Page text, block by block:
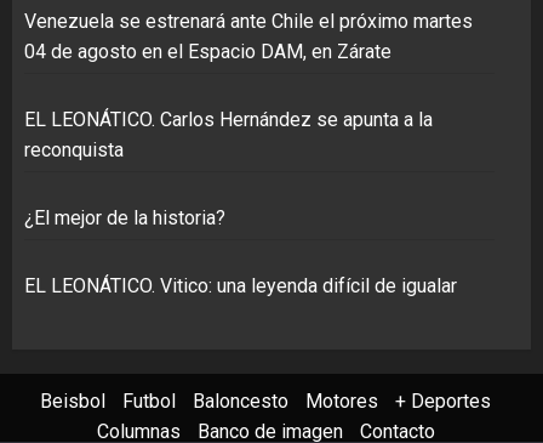
Venezuela se estrenará ante Chile el próximo martes
04 de agosto en el Espacio DAM, en Zárate
EL LEONÁTICO. Carlos Hernández se apunta a la
reconquista
¿El mejor de la historia?
EL LEONÁTICO. Vitico: una leyenda difícil de igualar
Beisbol Futbol Baloncesto Motores
+ Deportes
Columnas
Banco de imagen Contacto